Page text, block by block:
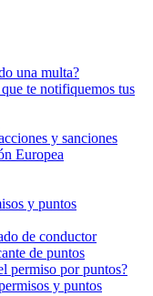
una multa?
te notifiquemos tus
y sanciones
Europea
y puntos
de conductor
de puntos
permiso por puntos?
y puntos